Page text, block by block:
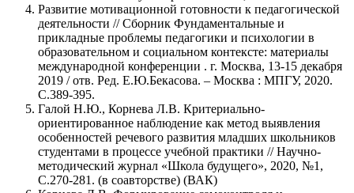
Развитие мотивационной готовности к педагогической
деятельности // Сборник Фундаментальные и
прикладные проблемы педагогики и психологии в
образовательном и социальном контексте: материалы
международной конференции . г. Москва, 13-15 декабря
2019 / отв. Ред. Е.Ю.Бекасова. – Москва : МПГУ, 2020.
С.389-395.
Галой Н.Ю., Корнева Л.В. Критериально-
ориентированное наблюдение как метод выявления
особенностей речевого развития младших школьников
студентами в процессе учебной практики // Научно-
методический журнал «Школа будущего», 2020, №1,
С.270-281. (в соавторстве) (ВАК)